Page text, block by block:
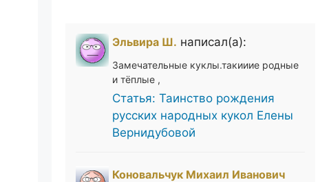
Эльвира Ш. написал(а):
Замечательные куклы.такииие родные
и тёплые ,
Статья: Таинство рождения
русских народных кукол Елены
Вернидубовой
Коновальчук Михаил Иванович